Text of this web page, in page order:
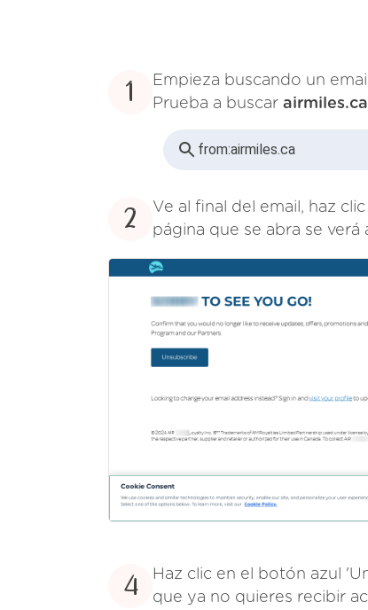
1 Empieza buscando un
Prueba a buscar airmiles.ca
from:airmiles.ca
2 Ve al final del email, haz clic
página que se abra se verá
4
Haz clic en el botón azul
que ya no quieres recibir